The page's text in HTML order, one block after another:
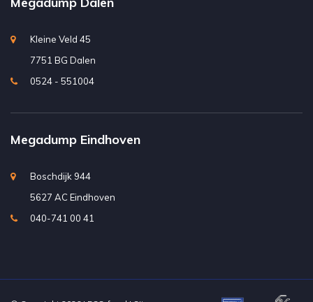
Kleine Veld 45
7751 BG Dalen
0524 - 551004
Megadump Eindhoven
Boschdijk 944
5627 AC Eindhoven
040-741 00 41